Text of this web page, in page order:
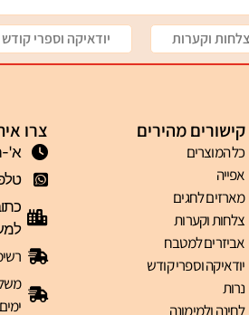
צלחות וקערות יודאיקה וספרי קודש
קישורים מהירים
כל המוצרים
אפייה
מארזים לחגים
צלחות וקערות
אביזרים למטבח
יודאיקה וספרי קודש
נרות
לחינה ולמימונה
צרו
א'-ה' 12:00-
טלפון: